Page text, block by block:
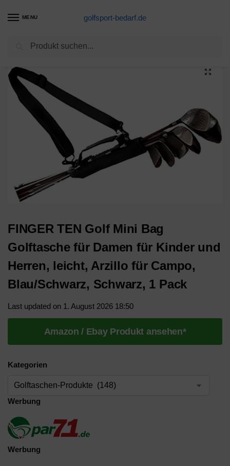
MENU golfsport-bedarf.de
Golftaschen-Produkte
FINGER TEN Golf Mini Bag
Golftasche für Damen für Kinder und
Herren, leicht, Arzillo für Campo,
Blau/Schwarz, Schwarz, 1 Pack
Last updated on 1. August 2026 18:50
Amazon / Ebay Produkt ansehen*
Kategorien
Werbung
Werbung